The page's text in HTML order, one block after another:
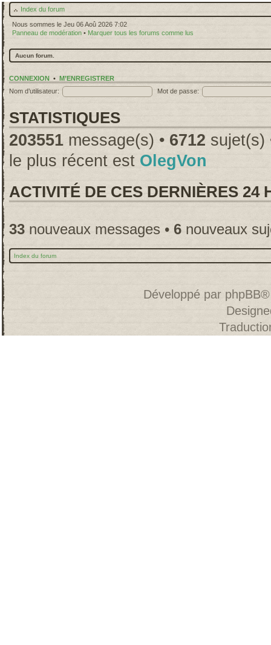
Index du forum
Nous sommes le Jeu 06 Aoû 2026 7:02
Panneau de modération • Marquer tous les forums comme lus
Aucun forum.
CONNEXION • M’ENREGISTRER
Nom d’utilisateur:
Mot de passe:
STATISTIQUES
203551 message(s) • 6712 sujet(s)
le plus récent est OlegVon
ACTIVITÉ DE CES DERNIÈRES 24
33 nouveaux messages • 6 nouveaux
Index du forum
Développé par phpBB®